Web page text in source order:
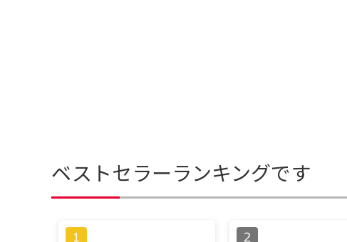
ベストセラーランキングです